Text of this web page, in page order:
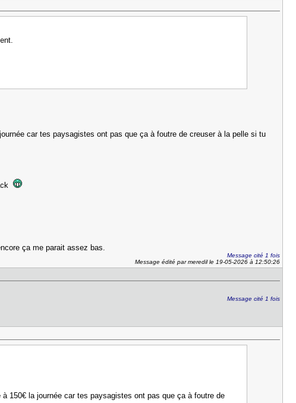
car tes paysagistes ont pas que ça à foutre de creuser à la pelle si tu
ça me parait assez bas.
Message cité 1 fois
Message édité par meredil le 19-05-2026 à 12:50:26
Message cité 1 fois
150€ la journée car tes paysagistes ont pas que ça à foutre de